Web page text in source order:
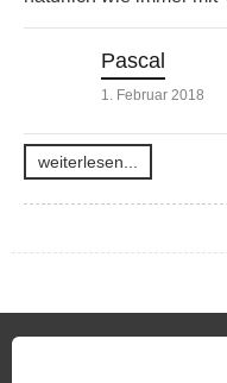
Pascal
1. Februar 2018
weiterlesen...